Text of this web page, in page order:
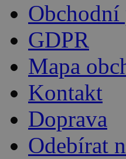
GDPR
Mapa
Kontakt
Doprava
Odebírat